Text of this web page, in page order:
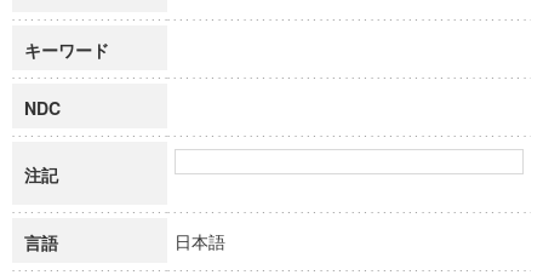
キーワード
NDC
注記
言語 日本語